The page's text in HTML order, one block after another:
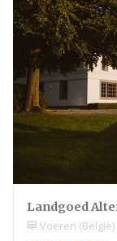
Landgoed
Voeren (België)